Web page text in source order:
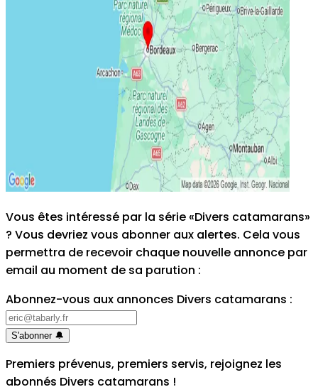
Vous êtes intéressé par la série «Divers catamarans»
? Vous devriez vous abonner aux alertes. Cela vous
permettra de recevoir chaque nouvelle annonce par
email au moment de sa parution :
Abonnez-vous aux annonces Divers catamarans :
S'abonner 🔔
Premiers prévenus, premiers servis, rejoignez les
abonnés Divers catamarans !